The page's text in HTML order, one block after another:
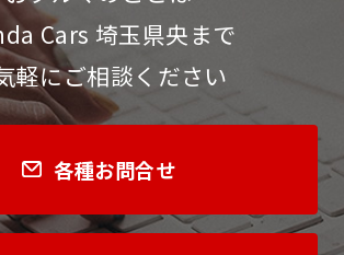
Cars 埼玉県央まで
軽にご相談ください
各種お問合せ